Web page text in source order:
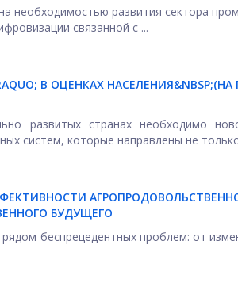
необходимостью развития сектора
связанной с ...
В ОЦЕНКАХ НАСЕЛЕНИЯ&NBSP;(НА
развитых странах необходимо
систем, которые направлены не
БУДУЩЕГО
беспрецедентных проблем: от